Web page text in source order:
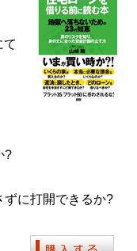
て
?
ずに打開できるか?